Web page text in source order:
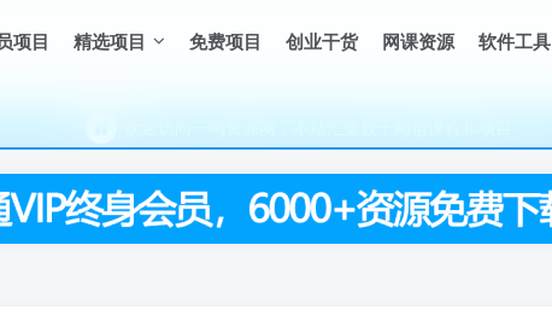
项目 精选项目 免费项目 创业干货 网课资源 软件工具
欢迎访问一鸣资源网，本站汇集数千网创课程和项目